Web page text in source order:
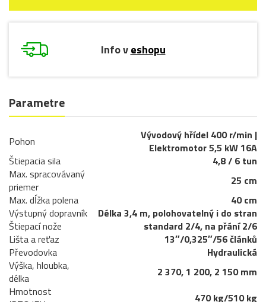
Info veshopu
Parametre
Pohon
Vývodový hřídel 400 r/min |
Elektromotor 5,5 kW 16A
Štiepacia sila
4,8 / 6 tun
Max. spracovávaný
priemer
25 cm
Max. dĺžka polena
40 cm
Výstupný dopravník
Délka 3,4 m, polohovatelný i do stran
Štiepací nože
standard 2/4, na přání 2/6
Lišta a reťaz
13″/0,325″/56 článků
Převodovka
Hydraulická
Výška, hloubka,
délka
2 370, 1 200, 2 150 mm
Hmotnost
470 kg/510 kg